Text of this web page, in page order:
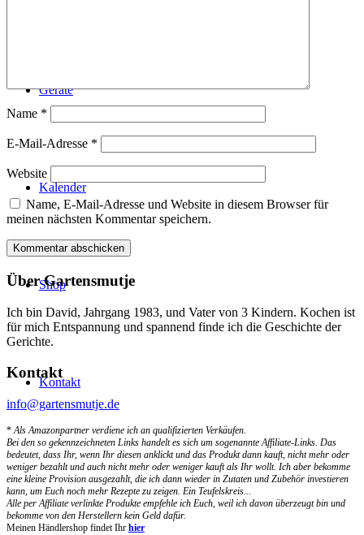
Geräte
Kalender
Shop
Kontakt
Name *
E-Mail-Adresse *
Website
Name, E-Mail-Adresse und Website in diesem Browser für
meinen nächsten Kommentar speichern.
Über Gartensmutje
Ich bin David, Jahrgang 1983, und Vater von 3 Kindern. Kochen ist
für mich Entspannung und spannend finde ich die Geschichte der
Gerichte.
Kontakt
info@gartensmutje.de
*Als Amazonpartner verdiene ich an qualifizierten Verkäufen.
Bei den so gekennzeichneten Links handelt es sich um sogenannte Affiliate-Links. Das
bedeutet, dass Ihr, wenn Ihr diesen anklickt und das Produkt dann kauft, nicht mehr oder
weniger bezahlt und auch nicht mehr oder weniger kauft als Ihr wollt. Ich aber bekomme
eine kleine Provision ausgezahlt, die ich dann wieder in Zutaten und Zubehör investieren
kann, um Euch noch mehr Rezepte zu zeigen. Ein Teufelskreis...
Alle per Affiliate verlinkte Produkte empfehle ich Euch, weil ich davon überzeugt bin und
bekomme von den Herstellern kein Geld dafür.
Meinen Händlershop findet Ihr hier